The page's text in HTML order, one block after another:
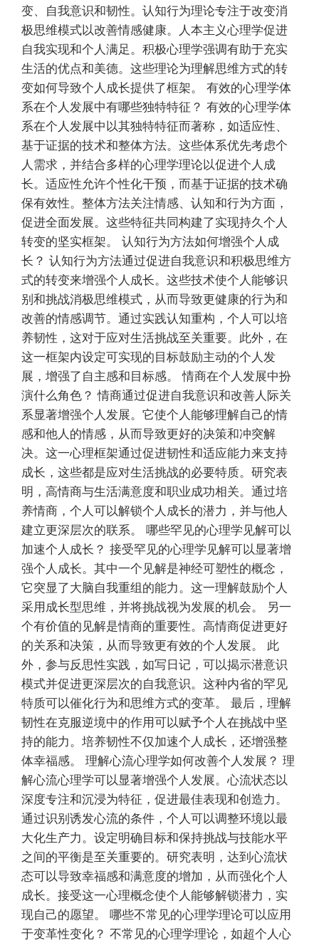
变、自我意识和韧性。认知行为理论专注于改变消
极思维模式以改善情感健康。人本主义心理学促进
自我实现和个人满足。积极心理学强调有助于充实
生活的优点和美德。这些理论为理解思维方式的转
变如何导致个人成长提供了框架。 有效的心理学体
系在个人发展中有哪些独特特征？ 有效的心理学体
系在个人发展中以其独特特征而著称，如适应性、
基于证据的技术和整体方法。这些体系优先考虑个
人需求，并结合多样的心理学理论以促进个人成
长。适应性允许个性化干预，而基于证据的技术确
保有效性。整体方法关注情感、认知和行为方面，
促进全面发展。这些特征共同构建了实现持久个人
转变的坚实框架。 认知行为方法如何增强个人成
长？ 认知行为方法通过促进自我意识和积极思维方
式的转变来增强个人成长。这些技术使个人能够识
别和挑战消极思维模式，从而导致更健康的行为和
改善的情感调节。通过实践认知重构，个人可以培
养韧性，这对于应对生活挑战至关重要。此外，在
这一框架内设定可实现的目标鼓励主动的个人发
展，增强了自主感和目标感。 情商在个人发展中扮
演什么角色？ 情商通过促进自我意识和改善人际关
系显著增强个人发展。它使个人能够理解自己的情
感和他人的情感，从而导致更好的决策和冲突解
决。这一心理框架通过促进韧性和适应能力来支持
成长，这些都是应对生活挑战的必要特质。研究表
明，高情商与生活满意度和职业成功相关。通过培
养情商，个人可以解锁个人成长的潜力，并与他人
建立更深层次的联系。 哪些罕见的心理学见解可以
加速个人成长？ 接受罕见的心理学见解可以显著增
强个人成长。其中一个见解是神经可塑性的概念，
它突显了大脑自我重组的能力。这一理解鼓励个人
采用成长型思维，并将挑战视为发展的机会。 另一
个有价值的见解是情商的重要性。高情商促进更好
的关系和决策，从而导致更有效的个人发展。 此
外，参与反思性实践，如写日记，可以揭示潜意识
模式并促进更深层次的自我意识。这种内省的罕见
特质可以催化行为和思维方式的变革。 最后，理解
韧性在克服逆境中的作用可以赋予个人在挑战中坚
持的能力。培养韧性不仅加速个人成长，还增强整
体幸福感。 理解心流心理学如何改善个人发展？ 理
解心流心理学可以显著增强个人发展。心流状态以
深度专注和沉浸为特征，促进最佳表现和创造力。
通过识别诱发心流的条件，个人可以调整环境以最
大化生产力。设定明确目标和保持挑战与技能水平
之间的平衡是至关重要的。研究表明，达到心流状
态可以导致幸福感和满意度的增加，从而强化个人
成长。接受这一心理概念使个人能够解锁潜力，实
现自己的愿望。 哪些不常见的心理学理论可以应用
于变革性变化？ 不常见的心理学理论，如超个人心